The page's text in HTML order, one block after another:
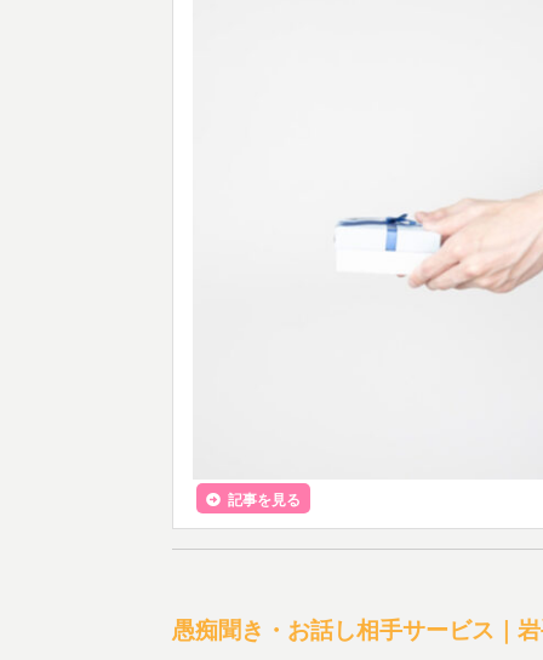
記事を見る
愚痴聞き・お話し相手サービス｜